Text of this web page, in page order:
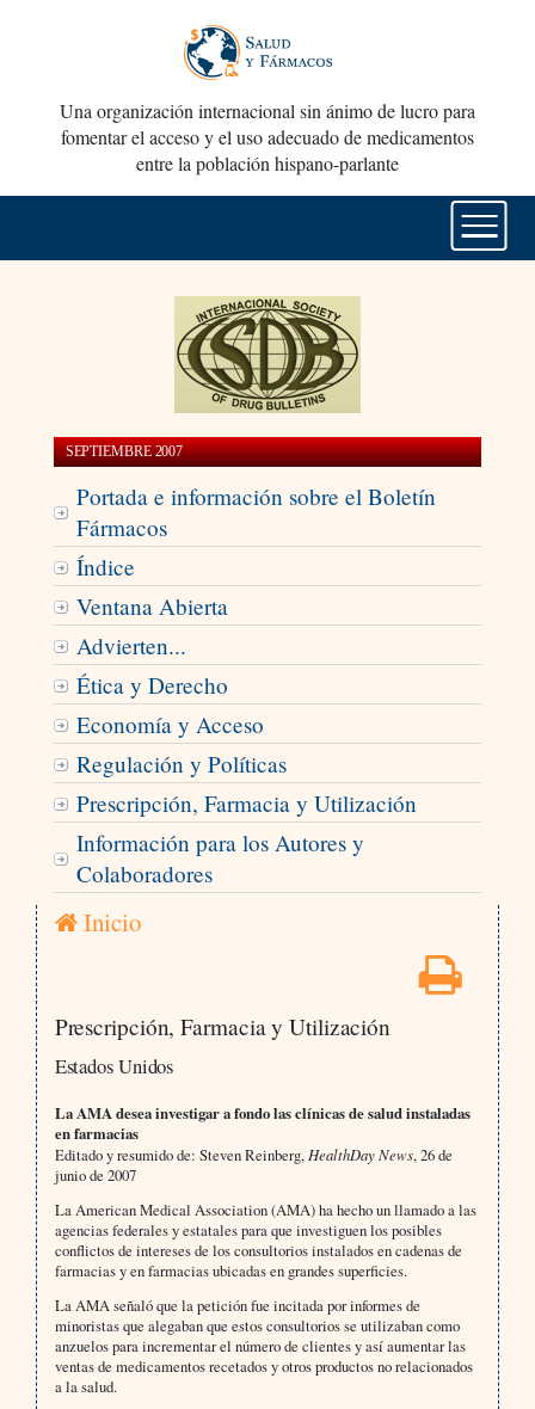
Una organización internacional sin ánimo de lucro para
fomentar el acceso y el uso adecuado de medicamentos
entre la población hispano-parlante
SEPTIEMBRE 2007
Portada e información sobre el Boletín
Fármacos
Índice
Ventana Abierta
Advierten...
Ética y Derecho
Economía y Acceso
Regulación y Políticas
Prescripción, Farmacia y Utilización
Información para los Autores y
Colaboradores
Inicio
Prescripción, Farmacia y Utilización
Estados Unidos
La AMA desea investigar a fondo las clínicas de salud instaladas
en farmacias
Editado y resumido de: Steven Reinberg, HealthDay News, 26 de
junio de 2007
La American Medical Association (AMA) ha hecho un llamado a las
agencias federales y estatales para que investiguen los posibles
conflictos de intereses de los consultorios instalados en cadenas de
farmacias y en farmacias ubicadas en grandes superficies.
La AMA señaló que la petición fue incitada por informes de
minoristas que alegaban que estos consultorios se utilizaban como
anzuelos para incrementar el número de clientes y así aumentar las
ventas de medicamentos recetados y otros productos no relacionados
a la salud.